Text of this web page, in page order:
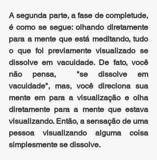
A segunda parte, a fase de completude,
é como se segue: olhando diretamente
para a mente que está meditando, tudo
o que foi previamente visualizado se
dissolve em vacuidade. De fato, você
não pensa,  "se dissolve em
vacuidade", mas, você direciona sua
mente em para a visualização e olha
diretamente para a mente que estava
visualizando. Então, a sensação de uma
pessoa visualizando alguma coisa
simplesmente se dissolve.